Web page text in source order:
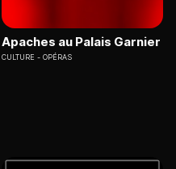
Apaches au Palais Garnier
CULTURE OPÉRAS